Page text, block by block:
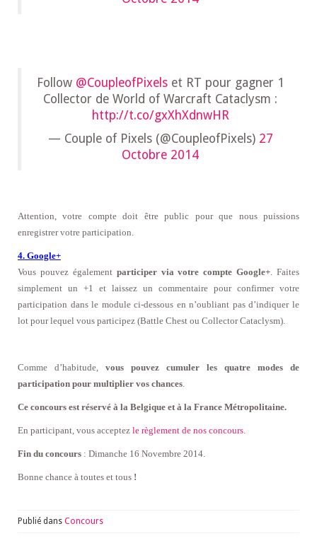
Follow @CoupleofPixelset RT pour gagner 1
Collector de World of Warcraft Cataclysm :
http://t.co/gxXhXdnwHR
— Couple of Pixels (@CoupleofPixels) 27
Octobre 2014
Attention, votre compte doit être public pour que nous puissions
enregistrer votre participation.
4. Google+
Vous pouvez également participer via votre compte Google+ . Faites
simplement un +1 et laissez un commentaire pour confirmer votre
participation dans le module ci-dessous en n’oubliant pas d’indiquerle
lot pour lequel vous participez (Battle Chest ou Collector Cataclysm).
Comme d’habitude, vous pouvez cumuler les quatre modes de
participation pour multiplier vos chances
Ce concours est réservé à la Belgique et à la France Métropolitaine.
En participant, vous acceptez le règlement de nos concours
Fin du concours : Dimanche 16 Novembre 2014.
Bonne chance à toutes et tous !
Publié dans Concours